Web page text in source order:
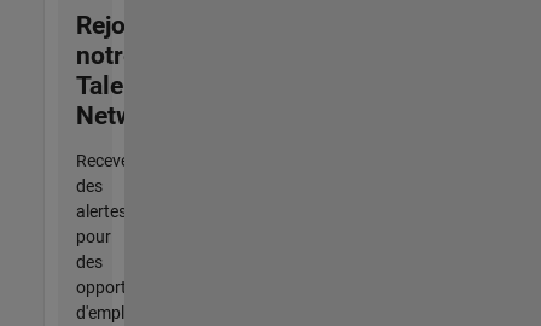
Rejoignez
notre
Talent
Network
Recevez
des
alertes
pour
des
opportunités
d'emploi